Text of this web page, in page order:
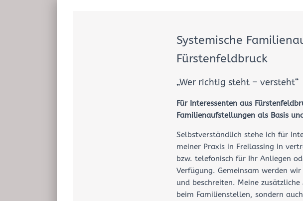
Systemische
Fürstenfeldbruck
„Wer richtig steht – versteht“
Für Interessenten aus
Familienaufstellungen als Basis
Selbstverständlich stehe ich für
meiner Praxis in Freilassing in
bzw. telefonisch für Ihr Anliegen
Verfügung. Gemeinsam werden
und beschreiten. Meine
beim Familienstellen, sondern